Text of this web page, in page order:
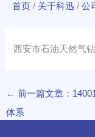
首页 / 关于科迅 / 公
西安市石油天然气
← 前一篇文章：
体系